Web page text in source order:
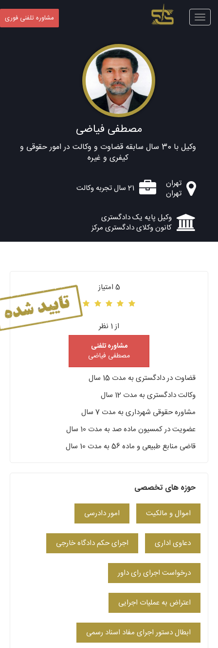
Toggle
navigation
مشاوره تلفنی فوری
مصطفی فیاضی
وکیل با 30 سال سابقه قضاوت و وکالت در امور حقوقی و
کیفری و غیره
تهران
تهران
21 سال تجربه وکالت
وکیل پایه یک دادگستری
کانون وکلای دادگستری مرکز
5 امتیاز
از 1 نظر
مشاوره تلفنی
مصطفی فیاضی
قضاوت در دادگستری به مدت 15 سال
وکالت دادگستری به مدت 12 سال
مشاوره حقوقی شهرداری به مدت 7 سال
عضویت در کمسیون ماده صد به مدت 10 سال
قاضی منابع طبیعی و ماده 56 به مدت 10 سال
حوزه های تخصصی
اموال و مالکیت امور دادرسی
دعاوی اداری اجرای حکم دادگاه خارجی
درخواست اجرای رای داور
اعتراض به عملیات اجرایی
ابطال دستور اجرای مفاد اسناد رسمی